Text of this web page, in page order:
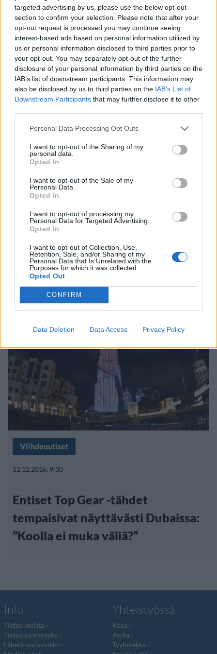
targeted advertising by us, please use the below opt-out
section to confirm your selection. Please note that after your
opt-out request is processed you may continue seeing
interest-based ads based on personal information utilized by
us or personal information disclosed to third parties prior to
your opt-out. You may separately opt-out of the further
disclosure of your personal information by third parties on the
IAB’s list of downstream participants. This information may
also be disclosed by us to third parties on the IAB’s List of
Downstream Participants that may further disclose it to other
Personal Data Processing Opt Outs
I want to opt-out of the Sharing of my
personal data.
Opted In
I want to opt-out of the Sale of my
Personal Data.
Opted In
I want to opt-out of processing my
Personal Data for Targeted Advertising.
Opted In
I want to opt-out of Collection, Use,
Retention, Sale, and/or Sharing of my
Personal Data that Is Unrelated with the
Purposes for which it was collected.
Opted Out
CONFIRM
Data Deletion Data Access Privacy Policy
toinen lentoyhtiö – matkustajille tärkeä
rajoitus
Kela muuttaa terapiakäytäntöä
Lapin pelastushelikopteri Aslakin toiminta
päättyy – rahat loppuivat
Viihdeuutiset
Top Gear -tähden raju turma
videolle: ”En ole kuollut!”
Viihdeuutiset
12.12.2016, 9:30
Entiset Top Gear -tähdet
tempaisivat näyttävästi Dubaissa:
”Koolla ei muka väliä?”
Info
Tietoa meistä
Tietosuojalauseke
Lähetä uutisvinkki
Yhteistyössä
Kesä!
Jocka
Tyyliniekka